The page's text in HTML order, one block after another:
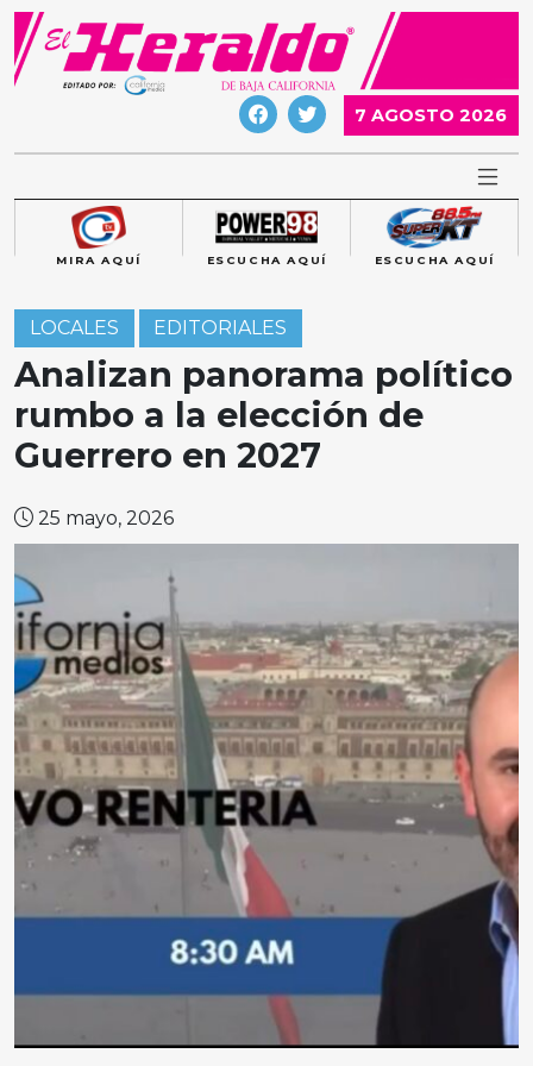
Skip
content
7 AGOSTO 2026
MIRA AQUÍ ESCUCHA AQUÍ ESCUCHA AQUÍ
LOCALES EDITORIALES
Analizan panorama político
rumbo a la elección de
Guerrero en 2027
25 mayo, 2026